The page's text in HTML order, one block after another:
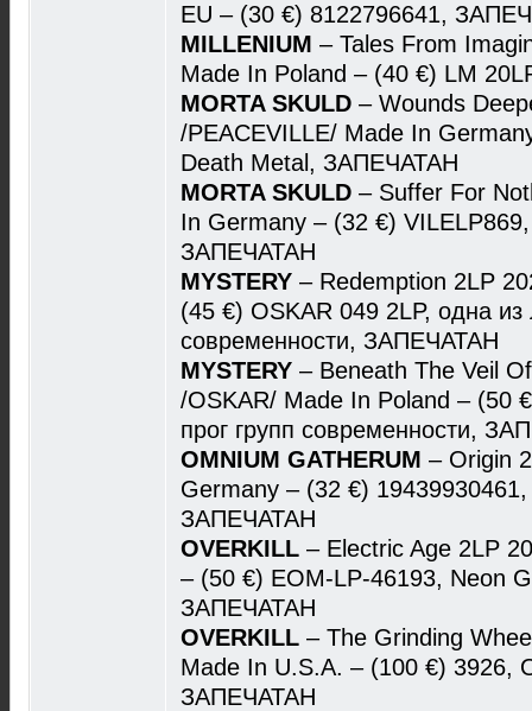
EU – (30 €) 8122796641,
MILLENIUM – Tales From
Made In Poland – (40 €) LM
MORTA SKULD – Wounds
/PEACEVILLE/ Made In
Death Metal, ЗАПЕЧАТАН
MORTA SKULD – Suffer For
In Germany – (32 €)
ЗАПЕЧАТАН
MYSTERY – Redemption 2LP
(45 €) OSKAR 049 2LP, одна из
современности, ЗАПЕЧАТАН
MYSTERY – Beneath The Veil
/OSKAR/ Made In Poland – (50
прог групп современности,
OMNIUM GATHERUM – Origin
Germany – (32 €)
ЗАПЕЧАТАН
OVERKILL – Electric Age 2LP
– (50 €) EOM-LP-46193, Neon
ЗАПЕЧАТАН
OVERKILL – The Grinding
Made In U.S.A. – (100 €) 3926,
ЗАПЕЧАТАН